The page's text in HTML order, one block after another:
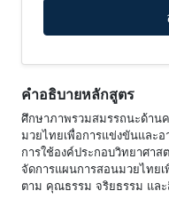
คำอธิบายหลักสูตร
ศึกษาภาพรวมสมรรถนะด้าน
มวยไทยเพื่อการแข่งขันและ
การใช้องค์ประกอบวิทยาศา
จัดการแผนการสอนมวยไทย
ตาม คุณธรรม จริยธรรม แล